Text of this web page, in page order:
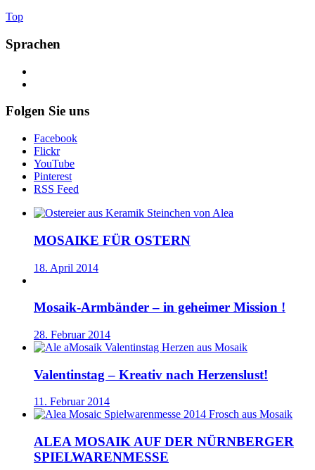
Top
Sprachen
Folgen Sie uns
Facebook
Flickr
YouTube
Pinterest
RSS Feed
MOSAIKE FÜR OSTERN
18. April 2014
Mosaik-Armbänder – in geheimer Mission !
28. Februar 2014
Valentinstag – Kreativ nach Herzenslust!
11. Februar 2014
ALEA MOSAIK AUF DER NÜRNBERGER
SPIELWARENMESSE